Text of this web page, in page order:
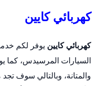
كهربائي كايين
كهربائي كايين يوفر لكم
السيارات المرسيدس، كما
والمتانة، وبالتالي سوف